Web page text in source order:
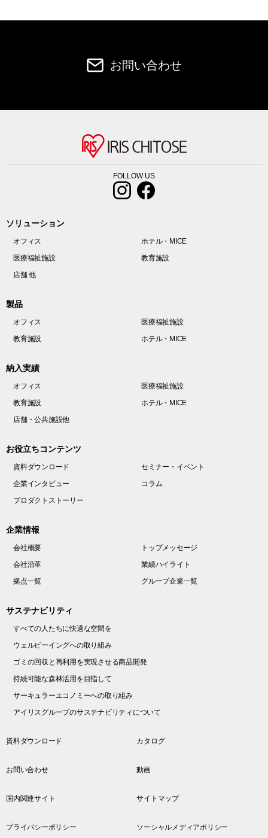
お問い合わせ
FOLLOW US
ソリューション
オフィス
ホテル・MICE
医療福祉施設
教育施設
店舗 他
製品
オフィス
医療福祉施設
教育施設
ホテル・MICE
納入実績
オフィス
医療福祉施設
教育施設
ホテル・MICE
店舗・公共施設他
お役立ちコンテンツ
資料ダウンロード
セミナー・イベント
企業インタビュー
コラム
プロダクトストーリー
企業情報
会社概要
トップメッセージ
会社沿革
業績ハイライト
拠点一覧
グループ企業一覧
サステナビリティ
すべての人たちに快適な空間を
ウェルビーイングへの取り組み
ゴミの回収と再利用を実現させる商品開発
持続可能な森林活用を目指して
サーキュラーエコノミーへの取り組み
アイリスグループのサステナビリティについて
資料ダウンロード カタログ
お問い合わせ 動画
国内関連サイト サイトマップ
プライバシーポリシー ソーシャルメディアポリシー